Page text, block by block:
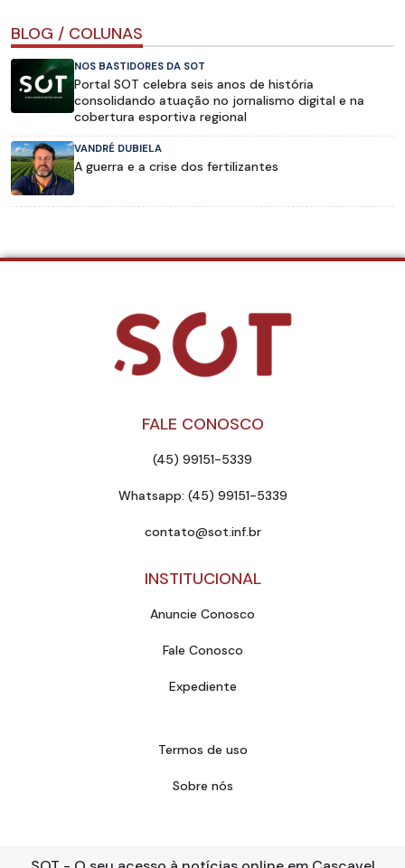
BLOG / COLUNAS
NOS BASTIDORES DA SOT
Portal SOT celebra seis anos de história
consolidando atuação no jornalismo digital e na
cobertura esportiva regional
VANDRÉ DUBIELA
A guerra e a crise dos fertilizantes
FALE CONOSCO
(45) 99151-5339
Whatsapp: (45) 99151-5339
contato@sot.inf.br
INSTITUCIONAL
Anuncie Conosco
Fale Conosco
Expediente
Termos de uso
Sobre nós